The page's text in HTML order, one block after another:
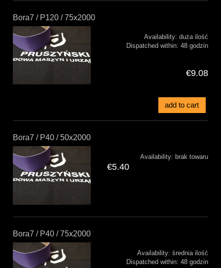
Bora7 / P120 / 75x2000
Availability: duża ilość
Dispatched within: 48 godzin
€9.08
add to cart
Bora7 / P40 / 50x2000
Availability: brak towaru
€5.40
Bora7 / P40 / 75x2000
Availability: średnia ilość
Dispatched within: 48 godzin